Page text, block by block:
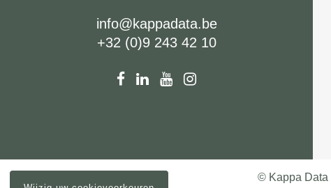
info@kappadata.be
+32 (0)9 243 42 10
© Kappa Data |